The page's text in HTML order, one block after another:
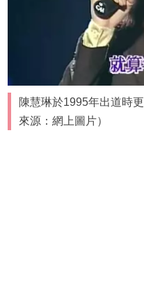
陳慧琳於1995年出道時
來源：網上圖片）